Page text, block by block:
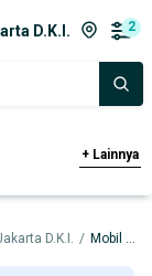
D.K.I. 2
+ Lainnya
D.K.I. / Mobil Bekas dalam Jakarta Pusat